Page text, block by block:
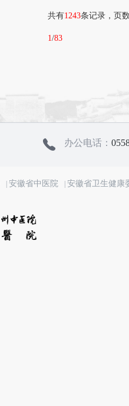
共有1243条记录，页
1/83
办公电话：
安徽省中医院 安徽省卫生健康